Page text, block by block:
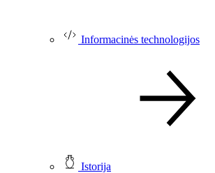
Informacinės technologijos
Istorija